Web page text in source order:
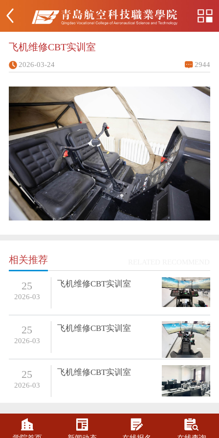
飞机维修CBT实训室
2026-03-24 2944
相关推荐
25
2026-03
飞机维修CBT实训室
25
2026-03
飞机维修CBT实训室
25
2026-03
飞机维修CBT实训室
   